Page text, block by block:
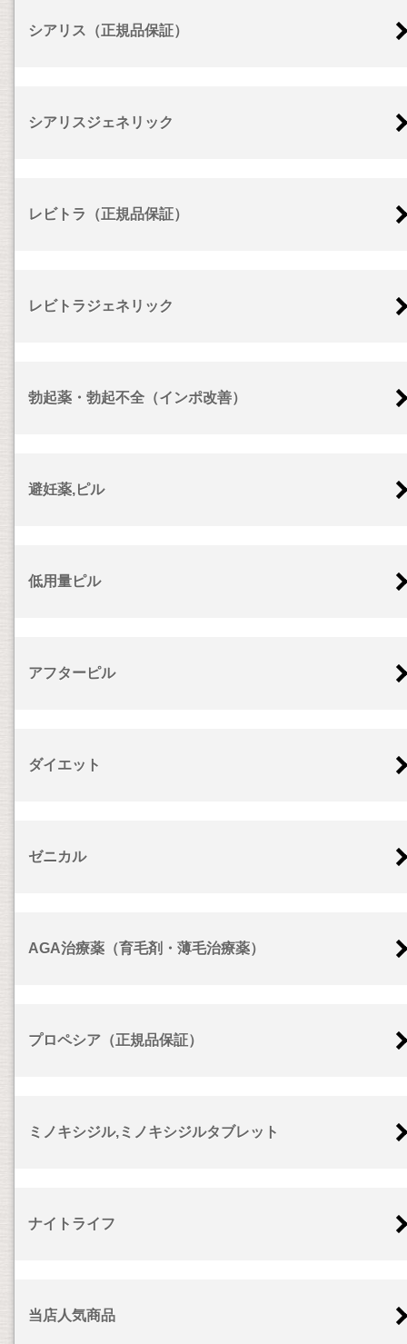
シアリス（正規品保証）
シアリスジェネリック
レビトラ（正規品保証）
レビトラジェネリック
勃起薬・勃起不全（インポ改善）
避妊薬,ピル
低用量ピル
アフターピル
ダイエット
ゼニカル
AGA治療薬（育毛剤・薄毛治療薬）
プロペシア（正規品保証）
ミノキシジル,ミノキシジルタブレット
ナイトライフ
当店人気商品